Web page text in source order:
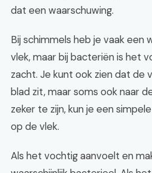
dat een waarschuwing.
Bij schimmels heb je vaak een
vlek, maar bij bacteriën is het
zacht. Je kunt ook zien dat de
blad zit, maar soms ook naar
zeker te zijn, kun je een
op de vlek.
Als het vochtig aanvoelt en